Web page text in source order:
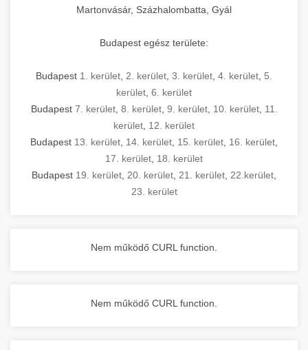
Martonvásár, Százhalombatta, Gyál
Budapest egész területe:
Budapest 1. kerület 2. kerület 3. kerület 4. kerület 5.
kerület 6. kerület
Budapest 7. kerület, 8. kerület, 9. kerület, 10. kerület, 11.
kerület 12. kerület
Budapest 13. kerület 14. kerület 15. kerület 16. kerület
17. kerület 18. kerület
Budapest 19. kerület 20. kerület 21. kerület 22.kerület
23. kerület
Nem működő CURL function.
Nem működő CURL function.